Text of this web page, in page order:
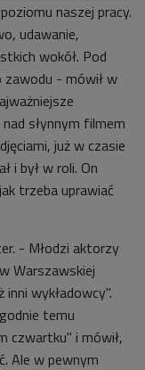
naszej pracy.
udawanie,
wokół. Pod
- mówił w
słynnym filmem
już w czasie
i był w roli. On
trzeba uprawiać
- Młodzi aktorzy
Warszawskiej
inni wykładowcy".
temu
czwartku" i mówił,
Ale w pewnym